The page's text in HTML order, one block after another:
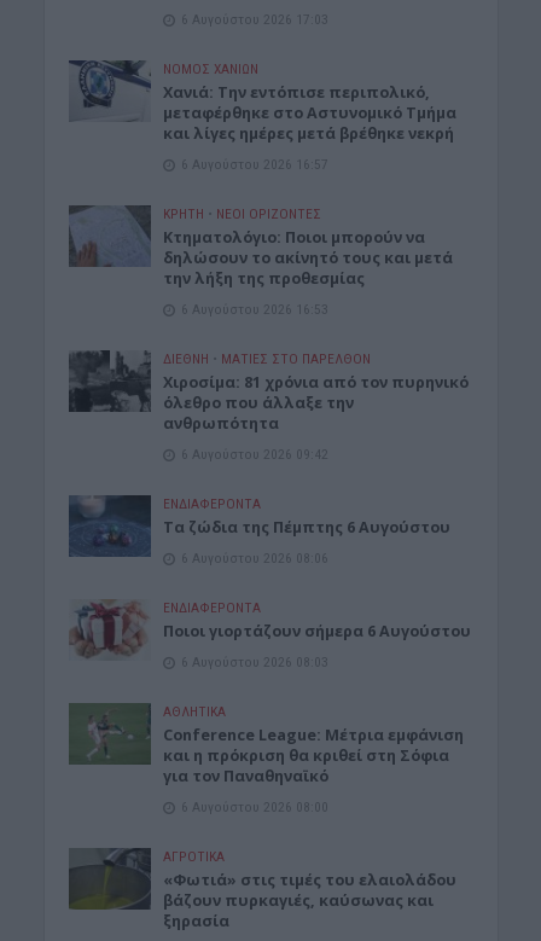
6 Αυγούστου 2026 17:03
ΝΟΜΌΣ ΧΑΝΊΩΝ
Χανιά: Την εντόπισε περιπολικό,
μεταφέρθηκε στο Αστυνομικό Τμήμα
και λίγες ημέρες μετά βρέθηκε νεκρή
6 Αυγούστου 2026 16:57
ΚΡΗΤΗ • ΝΕΟΙ ΟΡΙΖΟΝΤΕΣ
Κτηματολόγιο: Ποιοι μπορούν να
δηλώσουν το ακίνητό τους και μετά
την λήξη της προθεσμίας
6 Αυγούστου 2026 16:53
ΔΙΕΘΝΗ • ΜΑΤΙΕΣ ΣΤΟ ΠΑΡΕΛΘΟΝ
Χιροσίμα: 81 χρόνια από τον πυρηνικό
όλεθρο που άλλαξε την
ανθρωπότητα
6 Αυγούστου 2026 09:42
ΕΝΔΙΑΦΕΡΟΝΤΑ
Tα ζώδια της Πέμπτης 6 Αυγούστου
6 Αυγούστου 2026 08:06
ΕΝΔΙΑΦΕΡΟΝΤΑ
Ποιοι γιορτάζουν σήμερα 6 Αυγούστου
6 Αυγούστου 2026 08:03
ΑΘΛΗΤΙΚΑ
Conference League: Μέτρια εμφάνιση
και η πρόκριση θα κριθεί στη Σόφια
για τον Παναθηναϊκό
6 Αυγούστου 2026 08:00
ΑΓΡΟΤΙΚΑ
«Φωτιά» στις τιμές του ελαιολάδου
βάζουν πυρκαγιές, καύσωνας και
ξηρασία